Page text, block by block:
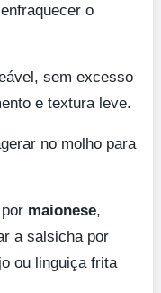
o
sem excesso
e textura leve.
no molho para
maionese,
a salsicha por
ou linguiça frita